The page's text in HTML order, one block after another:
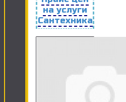
на услуги
Сантехника